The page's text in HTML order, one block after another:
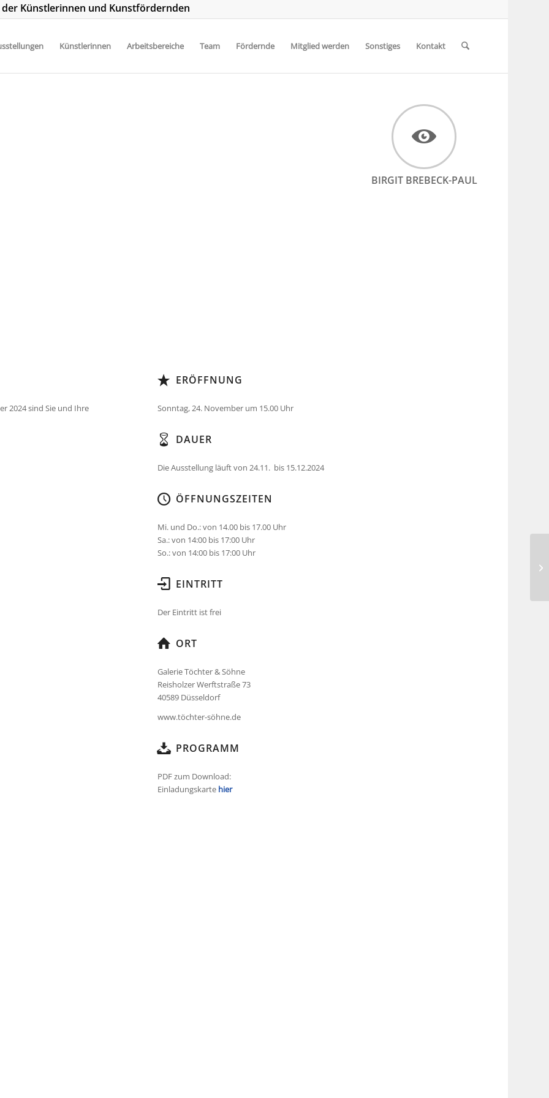
der Künstlerinnen und Kunstfördernden
Künstlerinnen Arbeitsbereiche Team Fördernde Mitglied werden Sonstiges Kontakt
BIRGIT BREBECK-PAUL
2024 sind Sie und Ihre
ERÖFFNUNG
Sonntag, 24. November um 15.00 Uhr
DAUER
Die Ausstellung läuft von 24.11. bis 15.12.2024
ÖFFNUNGSZEITEN
Mi. und Do.: von 14.00 bis 17.00 Uhr
Sa.: von 14:00 bis 17:00 Uhr
So.: von 14:00 bis 17:00 Uhr
EINTRITT
Der Eintritt ist frei
ORT
Galerie Töchter & Söhne
Reisholzer Werftstraße 73
40589 Düsseldorf
www.töchter-söhne.de
PROGRAMM
PDF zum Download:
Einladungskarte hier